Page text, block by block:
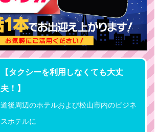
【タクシーを利用しなくても大丈
夫！】
道後周辺のホテルおよび松山市内のビジネ
スホテルに